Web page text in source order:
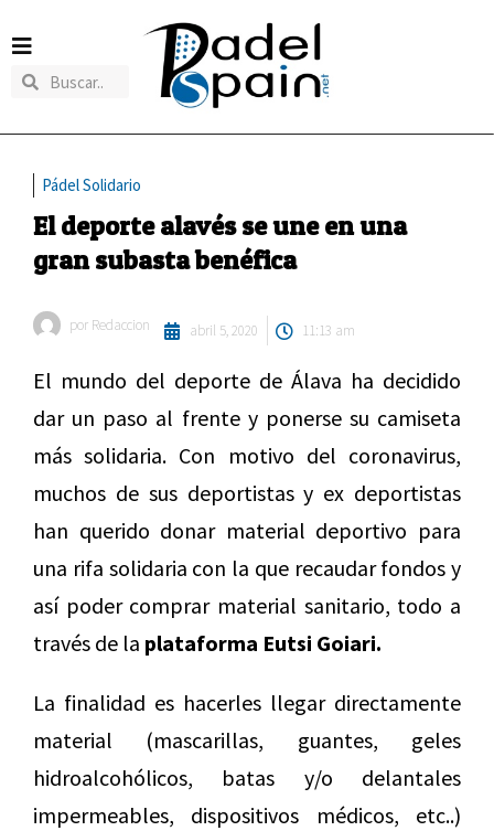
Pádel Solidario
El deporte alavés se une en una
gran subasta benéfica
por Redaccion abril 5, 2020 11:13 am
El mundo del deporte de Álava ha decidido
dar un paso al frente y ponerse su camiseta
más solidaria. Con motivo del coronavirus,
muchos de sus deportistas y ex deportistas
han querido donar material deportivo para
una rifa solidaria con la que recaudar fondos y
así poder comprar material sanitario, todo a
través de la plataforma Eutsi Goiari.
La finalidad es hacerles llegar directamente
material (mascarillas, guantes, geles
hidroalcohólicos, batas y/o delantales
impermeables, dispositivos médicos, etc..)